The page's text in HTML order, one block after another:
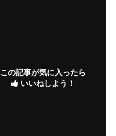
この記事が気に入ったら
いいねしよう！